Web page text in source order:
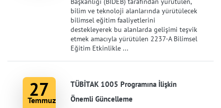
bilim ve teknoloji alanlarında yürütülecek
bilimsel eğitim faaliyetlerini
destekleyerek bu alanlarda gelişimi teşvik
etmek amacıyla yürütülen 2237-A Bilimsel
Eğitim Etkinlikle ...
27
Temmuz
TÜBİTAK 1005 Programına İlişkin
Önemli Güncelleme